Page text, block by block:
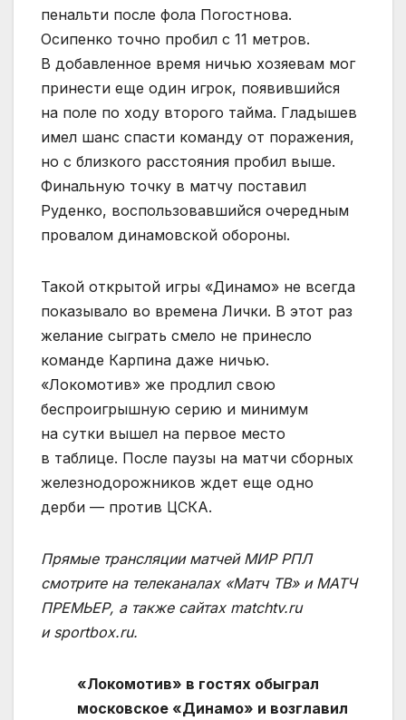
пенальти после фола Погостнова.
Осипенко точно пробил с 11 метров.
В добавленное время ничью хозяевам мог
принести еще один игрок, появившийся
на поле по ходу второго тайма. Гладышев
имел шанс спасти команду от поражения,
но с близкого расстояния пробил выше.
Финальную точку в матчу поставил
Руденко, воспользовавшийся очередным
провалом динамовской обороны.
Такой открытой игры «Динамо» не всегда
показывало во времена Лички. В этот раз
желание сыграть смело не принесло
команде Карпина даже ничью.
«Локомотив» же продлил свою
беспроигрышную серию и минимум
на сутки вышел на первое место
в таблице. После паузы на матчи сборных
железнодорожников ждет еще одно
дерби — против ЦСКА.
Прямые трансляции матчей МИР РПЛ
смотрите на телеканалах «Матч ТВ» и МАТЧ
ПРЕМЬЕР, а также сайтах matchtv.ru
и sportbox.ru.
«Локомотив» в гостях обыграл
московское «Динамо» и возглавил